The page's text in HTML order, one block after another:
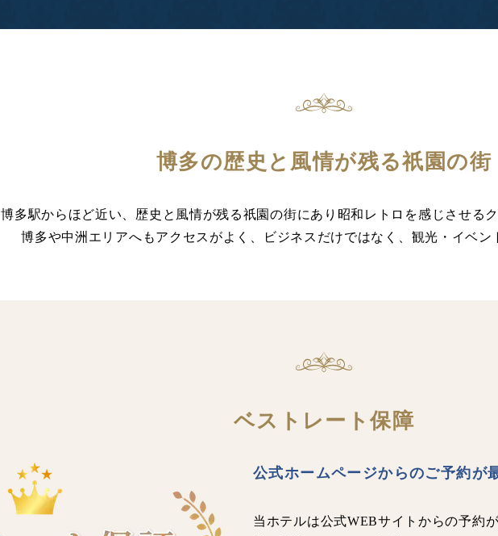
博多の歴史と風情が残る祇園の街
博多駅からほど近い、歴史と風情が残る祇園の街にあり昭和レトロを感じさせる
博多や中洲エリアへもアクセスがよく、ビジネスだけではなく、観光・イベン
ベストレート保障
公式ホームページからのご予約が
当ホテルは公式WEBサイトからの予約